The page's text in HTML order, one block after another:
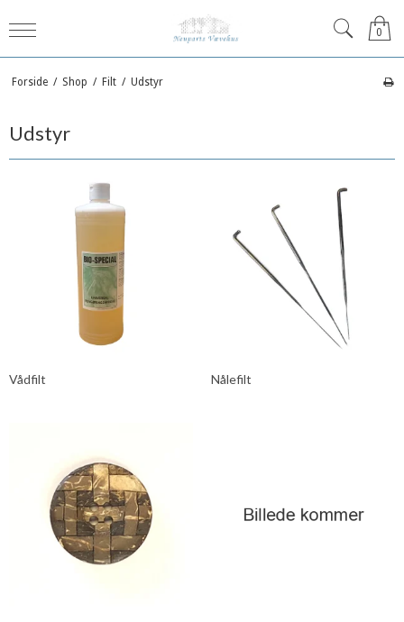
0
Forside / Shop / Filt / Udstyr
Udstyr
Vådfilt Nålefilt